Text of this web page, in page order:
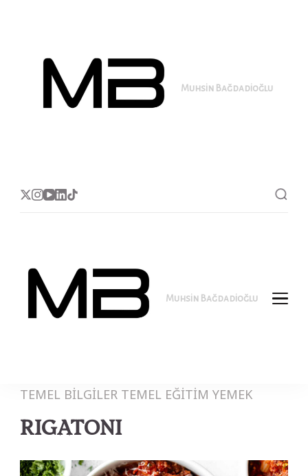
Muhsin Bağdadioğlu
Muhsin Bağdadioğlu
TEMEL BİLGİLER TEMEL EĞİTİM YEMEK
RIGATONI